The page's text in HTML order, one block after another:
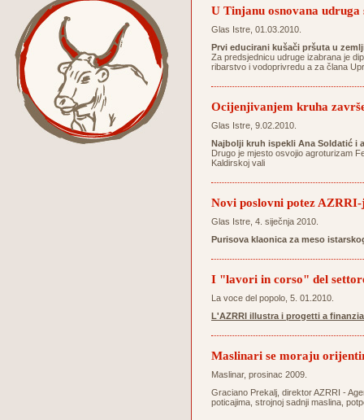
U Tinjanu osnovana
Glas Istre, 01.03.2010.
Prvi educirani kušači pršuta u
Za predsjednicu udruge izabrana je
ribarstvo i vodoprivredu a za člana
Ocijenjivanjem kruha
Glas Istre, 9.02.2010.
Najbolji kruh ispekli Ana Soldatić i
Drugo je mjesto osvojio agroturizam
Kaldirskoj vali
Novi poslovni potez
Glas Istre, 4. siječnja 2010.
Purisova klaonica za meso
I "lavori in corso" del
La voce del popolo, 5. 01.2010.
L'AZRRI illustra i progetti a
Maslinari se moraju
Maslinar, prosinac 2009.
Graciano Prekalj, direktor AZRRI -
poticajima, strojnoj sadnji maslina,